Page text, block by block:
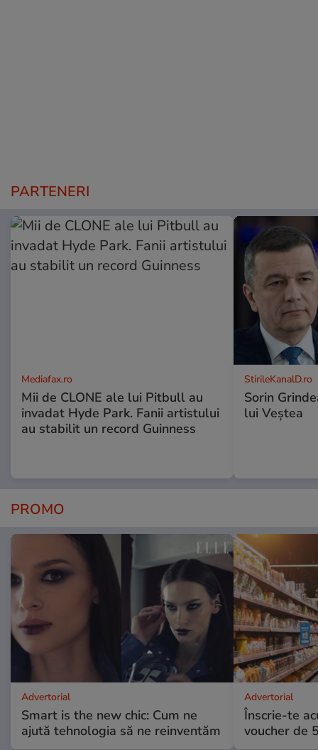
PARTENERI
Mediafax.ro
Mii de CLONE ale lui Pitbull au
invadat Hyde Park. Fanii artistului
au stabilit un record Guinness
StirileKanalD.ro
Sorin
lui Veștea
PROMO
Advertorial
Smart is the new chic: Cum ne
ajută tehnologia să ne reinventăm
Advertorial
Înscrie-te
voucher de